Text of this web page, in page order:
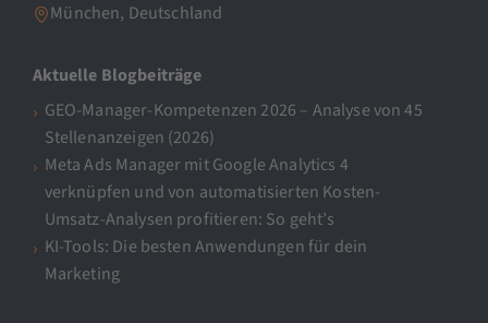
München, Deutschland
Aktuelle Blogbeiträge
GEO-Manager-Kompetenzen 2026 – Analyse von 45
Stellenanzeigen (2026)
Meta Ads Manager mit Google Analytics 4
verknüpfen und von automatisierten Kosten-
Umsatz-Analysen profitieren: So geht’s
KI-Tools: Die besten Anwendungen für dein
Marketing